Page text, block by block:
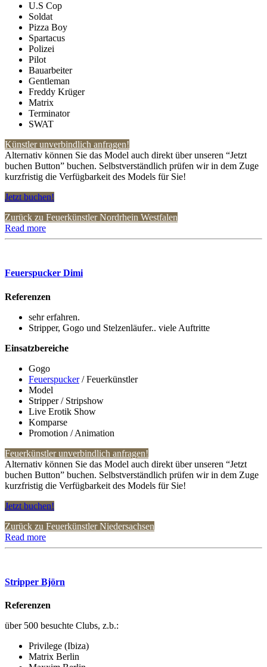
U.S Cop
Soldat
Pizza Boy
Spartacus
Polizei
Pilot
Bauarbeiter
Gentleman
Freddy Krüger
Matrix
Terminator
SWAT
Künstler unverbindlich anfragen!
Alternativ können Sie das Model auch direkt über unseren “Jetzt
buchen Button” buchen. Selbstverständlich prüfen wir in dem Zuge
kurzfristig die Verfügbarkeit des Models für Sie!
Jetzt buchen!
Zurück zu Feuerkünstler Nordrhein Westfalen
Read more
Feuerspucker Dimi
Referenzen
sehr erfahren.
Stripper, Gogo und Stelzenläufer.. viele Auftritte
Einsatzbereiche
Gogo
Feuerspucker/ Feuerkünstler
Model
Stripper / Stripshow
Live Erotik Show
Komparse
Promotion / Animation
Feuerkünstler unverbindlich anfragen!
Alternativ können Sie das Model auch direkt über unseren “Jetzt
buchen Button” buchen. Selbstverständlich prüfen wir in dem Zuge
kurzfristig die Verfügbarkeit des Models für Sie!
Jetzt buchen!
Zurück zu Feuerkünstler Niedersachsen
Read more
Stripper Björn
Referenzen
über 500 besuchte Clubs, z.b.:
Privilege (Ibiza)
Matrix Berlin